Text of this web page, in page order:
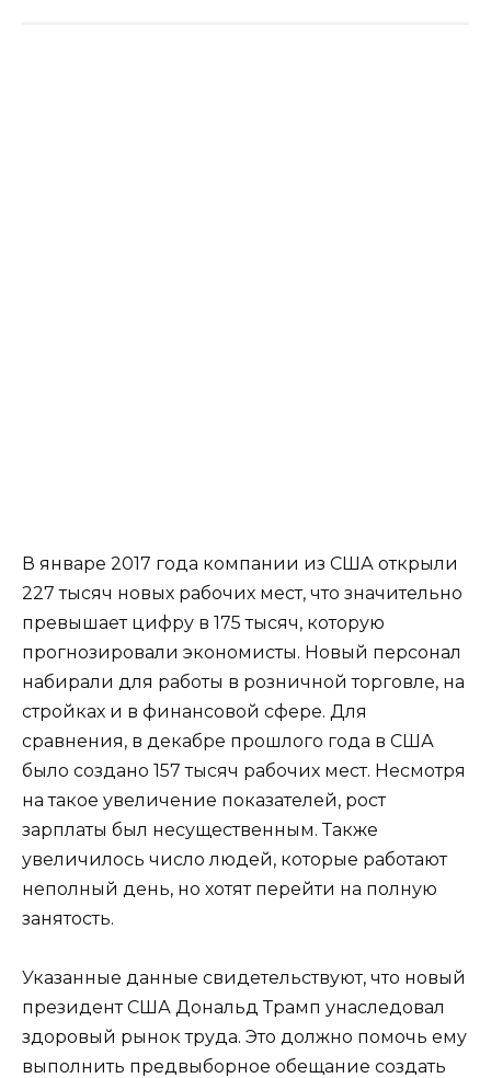
В январе 2017 года компании из США открыли
227 тысяч новых рабочих мест, что значительно
превышает цифру в 175 тысяч, которую
прогнозировали экономисты. Новый персонал
набирали для работы в розничной торговле, на
стройках и в финансовой сфере. Для
сравнения, в декабре прошлого года в США
было создано 157 тысяч рабочих мест. Несмотря
на такое увеличение показателей, рост
зарплаты был несущественным. Также
увеличилось число людей, которые работают
неполный день, но хотят перейти на полную
занятость.
Указанные данные свидетельствуют, что новый
президент США Дональд Трамп унаследовал
здоровый рынок труда. Это должно помочь ему
выполнить предвыборное обещание создать